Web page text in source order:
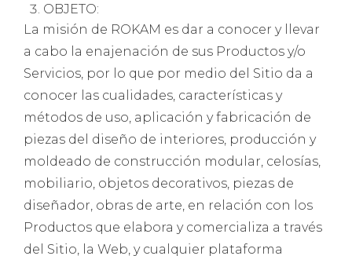
OBJETO:
La misión de ROKAM es dar a conocer y llevar
a cabo la enajenación de sus Productos y/o
Servicios, por lo que por medio del Sitio da a
conocer las cualidades, características y
métodos de uso, aplicación y fabricación de
piezas del diseño de interiores, producción y
moldeado de construcción modular, celosías,
mobiliario, objetos decorativos, piezas de
diseñador, obras de arte, en relación con los
Productos que elabora y comercializa a través
del Sitio, la Web, y cualquier plataforma